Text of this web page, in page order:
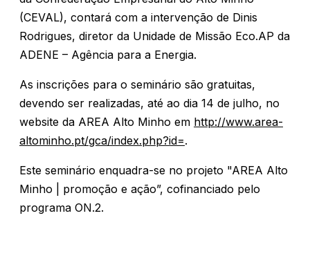
(CEVAL), contará com a intervenção de Dinis
Rodrigues, diretor da Unidade de Missão Eco.AP da
ADENE – Agência para a Energia.
As inscrições para o seminário são gratuitas,
devendo ser realizadas, até ao dia 14 de julho, no
website da AREA Alto Minho em http://www.area-
altominho.pt/gca/index.php?id=.
Este seminário enquadra-se no projeto "AREA Alto
Minho | promoção e ação”, cofinanciado pelo
programa ON.2.